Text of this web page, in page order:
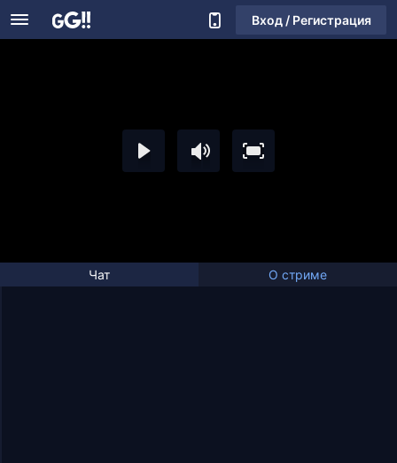
Вход / Регистрация
Чат О стриме